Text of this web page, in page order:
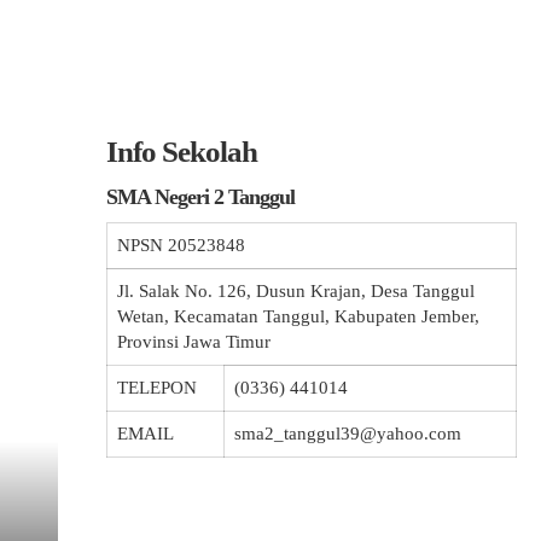
Info Sekolah
SMA Negeri 2 Tanggul
NPSN 20523848
Jl. Salak No. 126, Dusun Krajan, Desa Tanggul
Wetan, Kecamatan Tanggul, Kabupaten Jember,
Provinsi Jawa Timur
TELEPON (0336) 441014
EMAIL sma2_tanggul39@yahoo.com